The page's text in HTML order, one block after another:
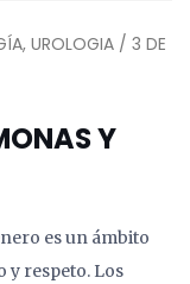
UROLOGIA / 3 DE
Y
es un ámbito
y respeto. Los